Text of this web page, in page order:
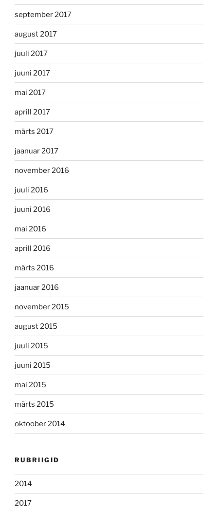
september 2017
august 2017
juuli 2017
juuni 2017
mai 2017
aprill 2017
märts 2017
jaanuar 2017
november 2016
juuli 2016
juuni 2016
mai 2016
aprill 2016
märts 2016
jaanuar 2016
november 2015
august 2015
juuli 2015
juuni 2015
mai 2015
märts 2015
oktoober 2014
RUBRIIGID
2014
2017